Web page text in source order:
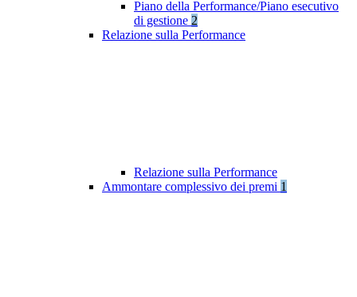
Piano della Performance/Piano esecutivo
di gestione 2
Relazione sulla Performance
Relazione sulla Performance
Ammontare complessivo dei premi 1